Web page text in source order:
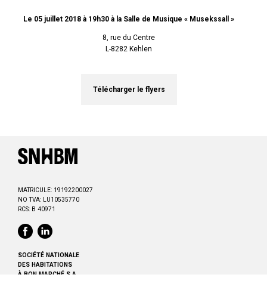
Le 05 juillet 2018 à 19h30 à la Salle de Musique « Musekssall »
8, rue du Centre
L-8282 Kehlen
Télécharger le flyers
MATRICULE: 19192200027
NO TVA: LU10535770
RCS: B 40971
SOCIÉTÉ NATIONALE
DES HABITATIONS
À BON MARCHÉ S.A.